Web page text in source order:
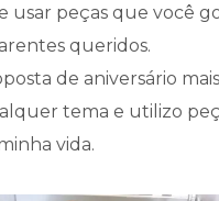
usar peças que você
queridos.
de aniversário
tema e utilizo
vida.